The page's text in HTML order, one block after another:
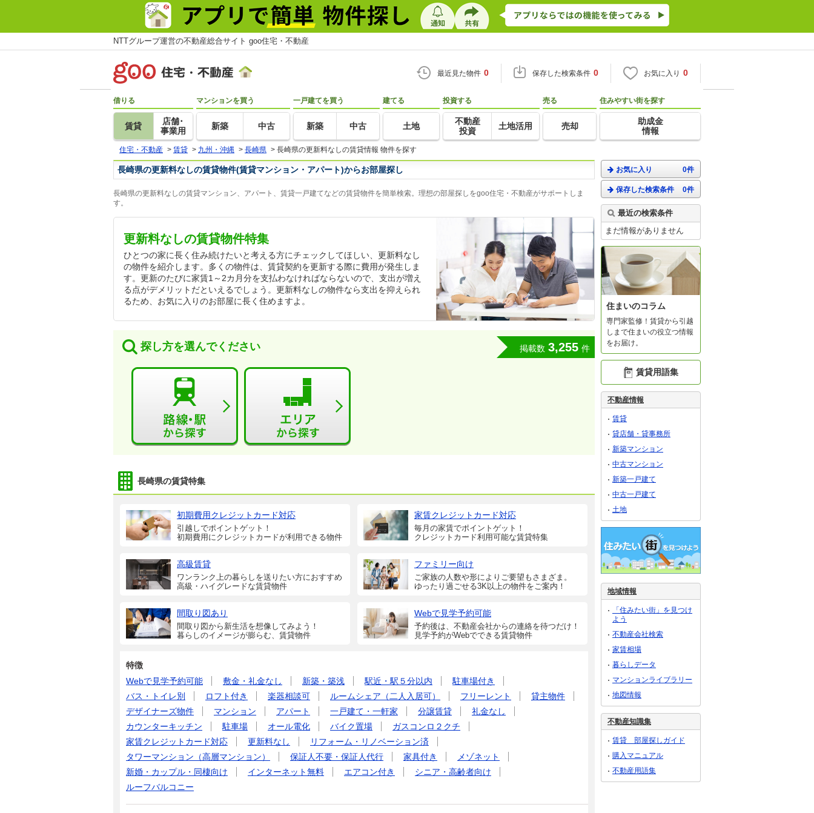
NTTグループ運営の不動産総合サイト goo住宅・不動産
最近見た物件 0 保存した検索条件 0 お気に入り 0
借りる
賃貸
店舗･
事業用
マンションを買う
新築 中古
一戸建てを買う
新築 中古
建てる
土地
投資する
不動産
投資
土地活用
売る
売却
住みやすい街を探す
助成金
情報
住宅・不動産 > 賃貸 > 九州・沖縄 > 長崎県 > 長崎県の更新料なしの賃貸情報 物件を探す
長崎県の更新料なしの賃貸物件(賃貸マンション・アパート)からお部屋探し
長崎県の更新料なしの賃貸マンション、アパート、賃貸一戸建てなどの賃貸物件を簡単検索。理想の部屋探しをgoo住宅・不動産がサポートしま
す。
更新料なしの賃貸物件特集
ひとつの家に長く住み続けたいと考える方にチェックしてほしい、更新料なし
の物件を紹介します。多くの物件は、賃貸契約を更新する際に費用が発生しま
す。更新のたびに家賃1～2カ月分を支払わなければならないので、支出が増え
る点がデメリットだといえるでしょう。更新料なしの物件なら支出を抑えられ
るため、お気に入りのお部屋に長く住めますよ。
探し方を選んでください 掲載数 3,255 件
長崎県の賃貸特集
初期費用クレジットカード対応
引越しでポイントゲット！
初期費用にクレジットカードが利用できる物件
家賃クレジットカード対応
毎月の家賃でポイントゲット！
クレジットカード利用可能な賃貸特集
高級賃貸
ワンランク上の暮らしを送りたい方におすすめ
高級・ハイグレードな賃貸物件
ファミリー向け
ご家族の人数や形によりご要望もさまざま。
ゆったり過ごせる3K以上の物件をご案内！
間取り図あり
間取り図から新生活を想像してみよう！
暮らしのイメージが膨らむ、賃貸物件
Webで見学予約可能
予約後は、不動産会社からの連絡を待つだけ！
見学予約がWebでできる賃貸物件
特徴
Webで見学予約可能
敷金・礼金なし 新築・築浅 駅近・駅５分以内
駐車場付き
バス・トイレ別
ロフト付き 楽器相談可 ルームシェア（二人入居可） フリーレント
貸主物件
デザイナーズ物件
マンション アパート 一戸建て・一軒家 分譲賃貸
礼金なし
カウンターキッチン
駐車場 オール電化 バイク置場
ガスコンロ２クチ
家賃クレジットカード対応
更新料なし
リフォーム・リノベーション済
タワーマンション（高層マンション）
保証人不要・保証人代行 家具付き
メゾネット
新婚・カップル・同棲向け
インターネット無料 エアコン付き
シニア・高齢者向け
ルーフバルコニー
お気に入り 0件
保存した検索条件 0件
最近の検索条件
まだ情報がありません
住まいのコラム
専門家監修！賃貸から引越
しまで住まいの役立つ情報
をお届け。
賃貸用語集
不動産情報
賃貸
貸店舗・貸事務所
新築マンション
中古マンション
新築一戸建て
中古一戸建て
土地
地域情報
「住みたい街」を見つけ
よう
不動産会社検索
家賃相場
暮らしデータ
マンションライブラリー
地図情報
不動産知識集
賃貸 部屋探しガイド
購入マニュアル
不動産用語集